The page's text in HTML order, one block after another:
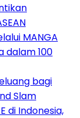
MANGA
dalam 100
bagi
Slam
di Indonesia,